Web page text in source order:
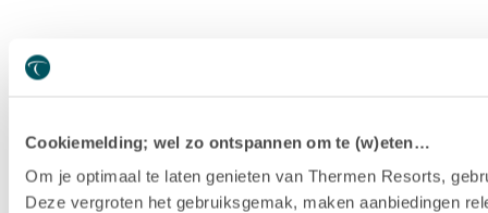
Cookiemelding; wel zo ontspannen om te (w)eten…
Om je optimaal te laten genieten van Thermen Resorts,
Deze vergroten het gebruiksgemak, maken aanbiedingen